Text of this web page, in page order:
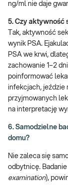
ng/ml nie daje
5. Czy aktywność
Tak, aktywność
wynik PSA.
PSA we krwi,
zachowanie 1–2
poinformować
infekcjach, jeździe
przyjmowanych
na interpretację
6. Samodzielne
domu?
Nie zaleca się
odbytnicę.
examination),